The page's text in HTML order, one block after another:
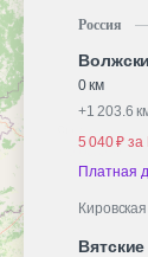
Россия
0 км
+1 203.6
5 040 ₽
Платная